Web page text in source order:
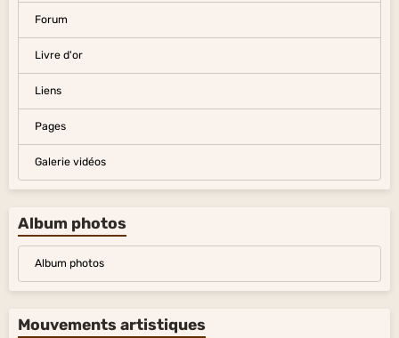
Forum
Livre d'or
Liens
Pages
Galerie vidéos
Album photos
Album photos
Mouvements artistiques